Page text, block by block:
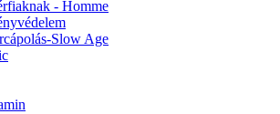
- Homme
Slow Age